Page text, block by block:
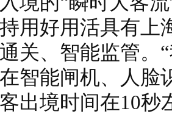
用好用活具有上
关、智能监管。
智能闸机、人脸
出境时间在10秒